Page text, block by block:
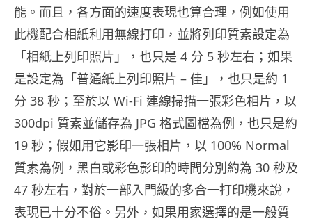
能。而且，各方面的速度表現也算合理，例如使用
此機配合相紙利用無線打印，並將列印質素設定為
「相紙上列印照片」，也只是 4 分 5 秒左右；如果
是設定為「普通紙上列印照片 – 佳」，也只是約 1
分 38 秒；至於以 Wi-Fi 連線掃描一張彩色相片，以
300dpi 質素並儲存為 JPG 格式圖檔為例，也只是約
19 秒；假如用它影印一張相片，以 100% Normal
質素為例，黑白或彩色影印的時間分別約為 30 秒及
47 秒左右，對於一部入門級的多合一打印機來說，
表現已十分不俗。另外，如果用家選擇的是一般質